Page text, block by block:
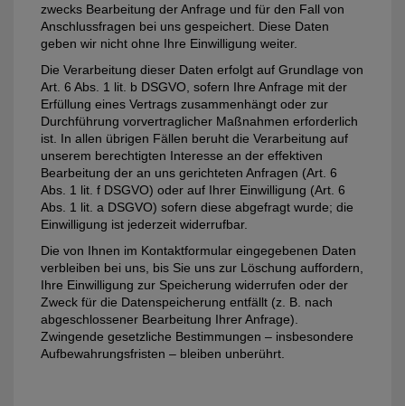
zwecks Bearbeitung der Anfrage und für den Fall von
Anschlussfragen bei uns gespeichert. Diese Daten
geben wir nicht ohne Ihre Einwilligung weiter.
Die Verarbeitung dieser Daten erfolgt auf Grundlage von
Art. 6 Abs. 1 lit. b DSGVO, sofern Ihre Anfrage mit der
Erfüllung eines Vertrags zusammenhängt oder zur
Durchführung vorvertraglicher Maßnahmen erforderlich
ist. In allen übrigen Fällen beruht die Verarbeitung auf
unserem berechtigten Interesse an der effektiven
Bearbeitung der an uns gerichteten Anfragen (Art. 6
Abs. 1 lit. f DSGVO) oder auf Ihrer Einwilligung (Art. 6
Abs. 1 lit. a DSGVO) sofern diese abgefragt wurde; die
Einwilligung ist jederzeit widerrufbar.
Die von Ihnen im Kontaktformular eingegebenen Daten
verbleiben bei uns, bis Sie uns zur Löschung auffordern,
Ihre Einwilligung zur Speicherung widerrufen oder der
Zweck für die Datenspeicherung entfällt (z. B. nach
abgeschlossener Bearbeitung Ihrer Anfrage).
Zwingende gesetzliche Bestimmungen – insbesondere
Aufbewahrungsfristen – bleiben unberührt.